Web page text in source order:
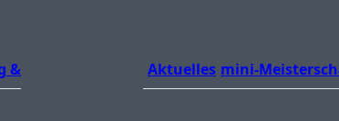
&
Aktuelles mini-